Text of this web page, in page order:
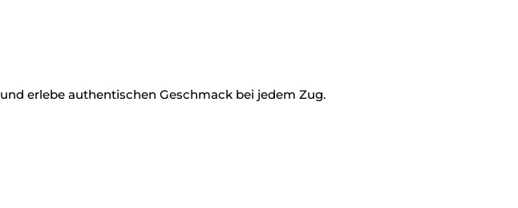
und erlebe authentischen Geschmack bei jedem Zug.